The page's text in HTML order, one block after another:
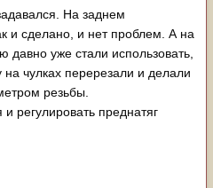
На заднем
и сделано, и нет проблем. А на
давно уже стали использовать,
на чулках перерезали и делали
резьбы.
регулировать преднатяг